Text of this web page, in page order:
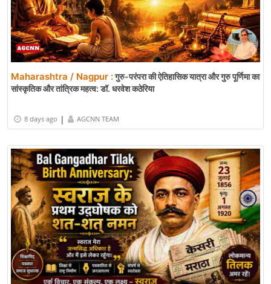
Maharashtra / Nagpur :गुरु-परंपरा की ऐतिहासिक यात्रा और गुरु पूर्णिमा का
सांस्कृतिक और तांत्रिक महत्व: डॉ. धरवेश कठेरिया
8 days ago | AGCNN TEAM